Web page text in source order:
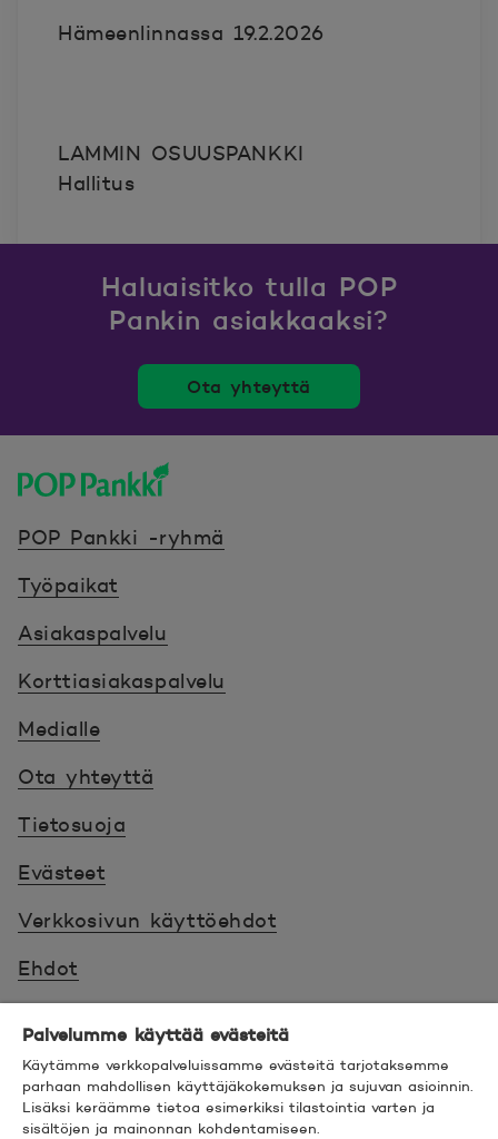
Hämeenlinnassa 19.2.2026
LAMMIN OSUUSPANKKI
Hallitus
Haluaisitko tulla POP
Pankin asiakkaaksi?
Ota yhteyttä
POP Pankki -ryhmä
Työpaikat
Asiakaspalvelu
Korttiasiakaspalvelu
Medialle
Ota yhteyttä
Tietosuoja
Evästeet
Verkkosivun käyttöehdot
Ehdot
Saavutettavuus
Hyödyllistä tietää
Palvelumme käyttää evästeitä
Käytämme verkkopalveluissamme evästeitä tarjotaksemme
parhaan mahdollisen käyttäjäkokemuksen ja sujuvan asioinnin.
Lisäksi keräämme tietoa esimerkiksi tilastointia varten ja
sisältöjen ja mainonnan kohdentamiseen.